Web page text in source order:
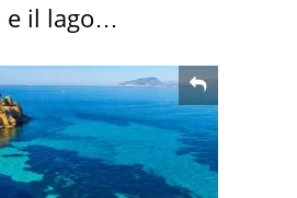
il lago